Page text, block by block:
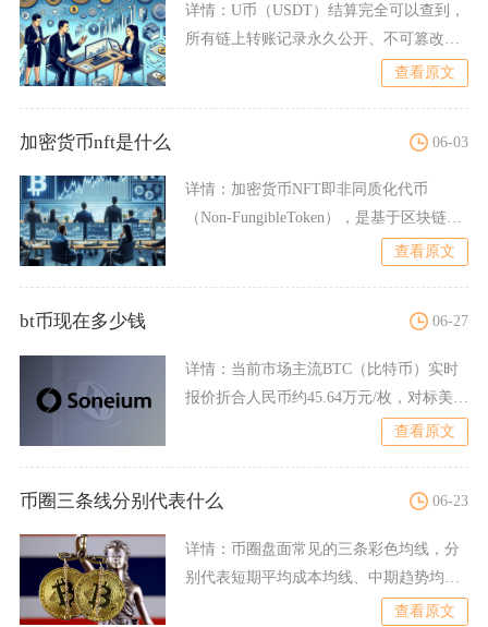
详情： U币（USDT）结算完全可以查到，
所有链上转账记录永久公开、不可篡改，
查看原文
加密货币nft是什么 06-03
详情： 加密货币NFT即非同质化代币
（Non-FungibleToken），是基于区块链技
查看原文
bt币现在多少钱 06-27
详情： 当前市场主流BTC（比特币）实时
报价折合人民币约45.64万元/枚，对标美元
查看原文
币圈三条线分别代表什么 06-23
详情： 币圈盘面常见的三条彩色均线，分
别代表短期平均成本均线、中期趋势均
线、长期牛熊分界均线，市场
查看原文